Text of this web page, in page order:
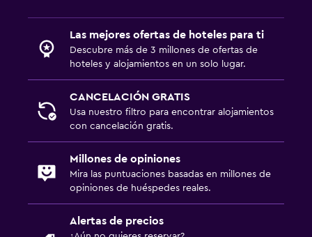
Las mejores ofertas de hoteles para ti
Descubre más de 3 millones de ofertas de
hoteles y alojamientos en un solo lugar.
CANCELACIÓN GRATIS
Usa nuestro filtro para encontrar alojamientos
con cancelación gratis.
Millones de opiniones
Mira las puntuaciones basadas en millones de
opiniones de huéspedes reales.
Alertas de precios